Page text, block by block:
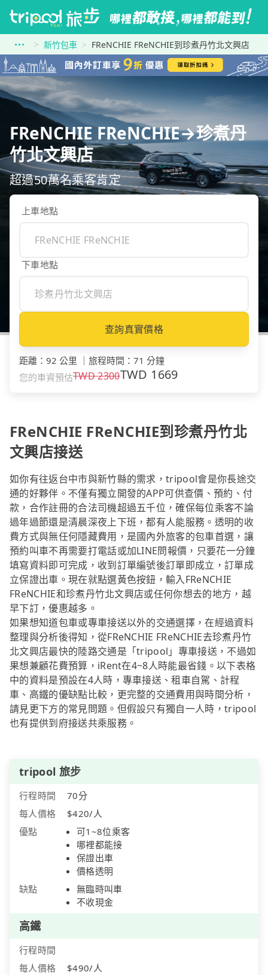
新竹包車 FReNCHIE FReNCHIE到珍煮丹竹北文興店
FReNCHIE FReNCHIE→珍煮丹
竹北文興店
超過50萬名乘客肯定
上車地點
下車地點
查詢真實價格
距離 ： 92 公里 旅程時間 ： 71 分鐘
您的車資預估TWD2300TWD 1669
FReNCHIE FReNCHIE到珍煮丹竹北
文興店接送
如你有往返台中市與新竹縣的需求，tripool會是你長途交
通的好夥伴。不僅有獨立開發的APP可供查價、預約、付
款，合作註冊的合法司機超過五千位，確保每位乘客不論
過年過節還是清晨深夜上下班，都有人能服務。透明的收
費方式與無任何隱藏費用，是國內外旅客的包車首選，讓
預約叫車不再需要打電話或加LINE問報價，只要花一分鐘
填寫資料即可完成，收到訂單編號後訂單即成立，訂單成
立保證出車。現在就點選黃色按鈕，輸入FReNCHIE
FReNCHIE和珍煮丹竹北文興店或任何你想去的地方，越
早下訂，優惠越多。
如果想知道包車或專車接送以外的交通選擇，在經過資料
整理與分析後得知，從FReNCHIE FReNCHIE去珍煮丹竹
北文興店最快的陸路交通是「tripool」專車接送，不過如
果想兼顧花費預算，iRent在4~8人時能最省錢。以下表格
中的資料是預設在4人時，專車接送、租車自駕、計程
車、高鐵的優缺點比較，更完整的交通費用與時間分析，
請見更下方的常見問題。但假設只有獨自一人時，tripool
也有提供到府接送共乘服務。
tripool 旅步
行程時間
70分
每人價格
$420/人
優點
可1~8位乘客
哪裡都能接
保證出車
價格透明
缺點
無臨時叫車
不收現金
高鐵
行程時間
每人價格
$490/人